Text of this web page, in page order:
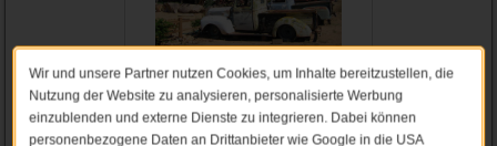
Wir und unsere Partner nutzen Cookies, um Inhalte bereitzustellen, die
Nutzung der Website zu analysieren, personalisierte Werbung
einzublenden und externe Dienste zu integrieren. Dabei können
personenbezogene Daten an Drittanbieter wie Google in die USA